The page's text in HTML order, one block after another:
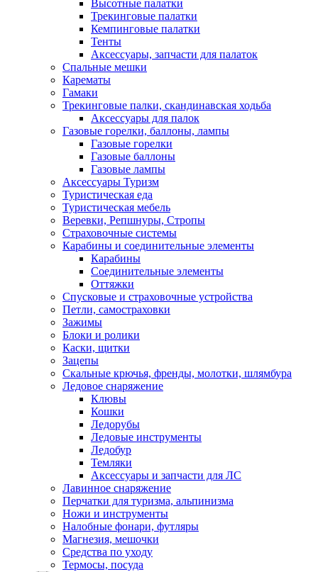
Высотные палатки
Трекинговые палатки
Кемпинговые палатки
Тенты
Аксессуары, запчасти для палаток
Спальные мешки
Карематы
Гамаки
Трекинговые палки, скандинавская ходьба
Аксессуары для палок
Газовые горелки, баллоны, лампы
Газовые горелки
Газовые баллоны
Газовые лампы
Аксессуары Туризм
Туристическая еда
Туристическая мебель
Веревки, Репшнуры, Стропы
Страховочные системы
Карабины и соединительные элементы
Карабины
Соединительные элементы
Оттяжки
Спусковые и страховочные устройства
Петли, самостраховки
Зажимы
Блоки и ролики
Каски, щитки
Зацепы
Скальные крючья, френды, молотки, шлямбура
Ледовое снаряжение
Клювы
Кошки
Ледорубы
Ледовые инструменты
Ледобур
Темляки
Аксессуары и запчасти для ЛС
Лавинное снаряжение
Перчатки для туризма, альпинизма
Ножи и инструменты
Налобные фонари, футляры
Магнезия, мешочки
Средства по уходу
Термосы, посуда